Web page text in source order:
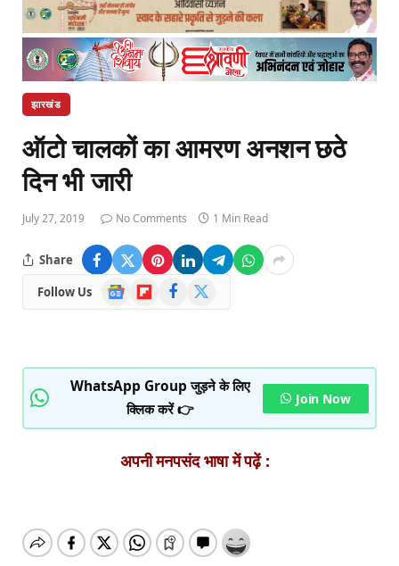
झारखंड
ऑटो चालकों का आमरण अनशन छठे
दिन भी जारी
July 27, 2019 No Comments 1 Min Read
Share
Follow Us
Google
News
FlipboardFacebook
WhatsApp Group जुड़ने के लिए
क्लिक करें 👉
Join Now
अपनी मनपसंद भाषा में पढ़ें :